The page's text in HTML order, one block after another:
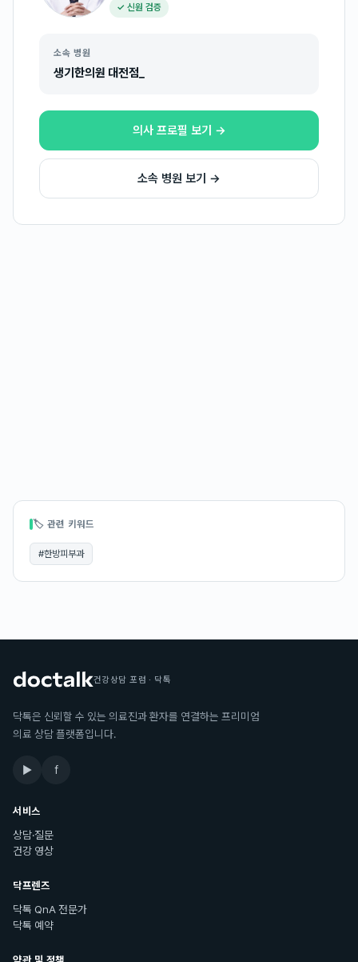
✓ 신원 검증
소속 병원
생기한의원 대전점_
의사 프로필 보기 →
소속 병원 보기 →
🏷 관련 키워드
#한방피부과
건강상담 포럼 · 닥톡
닥톡은 신뢰할 수 있는 의료진과 환자를 연결하는 프리미엄
의료 상담 플랫폼입니다.
▶ f
서비스
상담·질문
건강 영상
닥프렌즈
닥톡 QnA 전문가
닥톡 예약